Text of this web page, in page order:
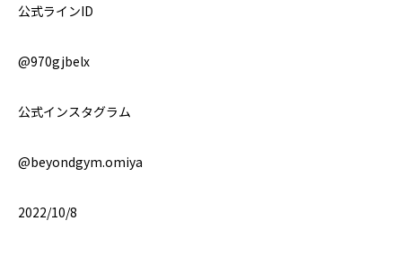
公式ラインID
@970gjbelx
公式インスタグラム
@beyondgym.omiya
2022/10/8